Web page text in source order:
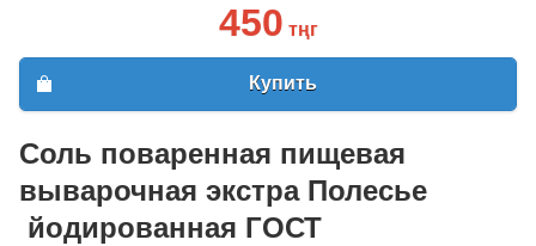
450 тңг
Купить
Соль поваренная пищевая
выварочная экстра Полесье​
йодированная ГОСТ